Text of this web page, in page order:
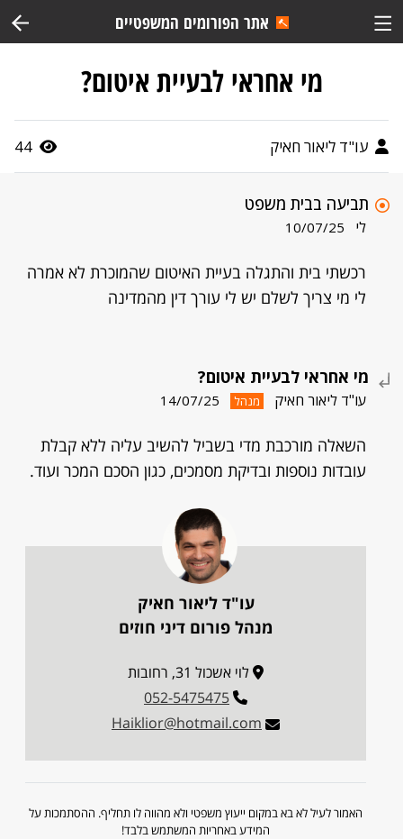
אתר הפורומים המשפטיים
מי אחראי לבעיית איטום?
עו"ד ליאור חאיק 44
תביעה בבית משפט
לי 10/07/25
רכשתי בית והתגלה בעיית האיטום שהמוכרת לא אמרה
לי מי צריך לשלם יש לי עורך דין מהמדינה
מי אחראי לבעיית איטום?
עו"ד ליאור חאיק מנהל 14/07/25
השאלה מורכבת מדי בשביל להשיב עליה ללא קבלת
עובדות נוספות ובדיקת מסמכים, כגון הסכם המכר ועוד.
עו"ד ליאור חאיק
מנהל פורום דיני חוזים
לוי אשכול 31, רחובות
052-5475475
Haiklior@hotmail.com
האמור לעיל לא בא במקום ייעוץ משפטי ולא מהווה לו תחליף. ההסתמכות על
המידע באחריות המשתמש בלבד!